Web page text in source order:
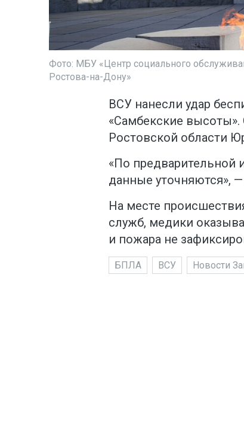
Фото: МБУ «Центр социального
Ростова-на-Дону»
ВСУ нанесли удар
«Самбекские высоты».
Ростовской области
«По предварительной
данные уточняются»,
На месте
служб, медики
и пожара не
БПЛА ВСУ Новости